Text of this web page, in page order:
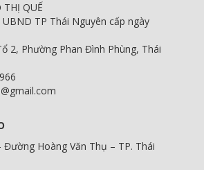
QUẾ
TP Thái Nguyên cấp ngày
2, Phường Phan Đình Phùng, Thái
Đường Hoàng Văn Thụ – TP. Thái